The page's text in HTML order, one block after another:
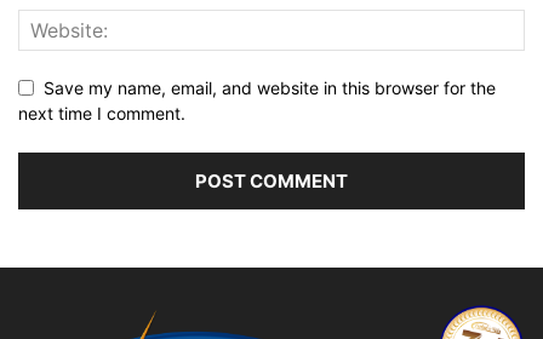
Save my name, email, and website in this browser for the
next time I comment.